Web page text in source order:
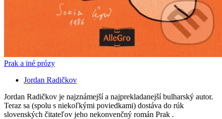
Prak a iné prózy
Jordan Radičkov
Jordan Radičkov je najznámejší a najprekladanejší bulharský autor.
Teraz sa (spolu s niekoľkými poviedkami) dostáva do rúk
slovenských čitateľov jeho nekonvenčný román Prak .